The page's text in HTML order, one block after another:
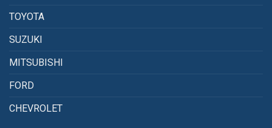
TOYOTA
SUZUKI
MITSUBISHI
FORD
CHEVROLET